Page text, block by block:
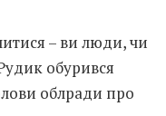
– ви люди, чи
обурився
облради про